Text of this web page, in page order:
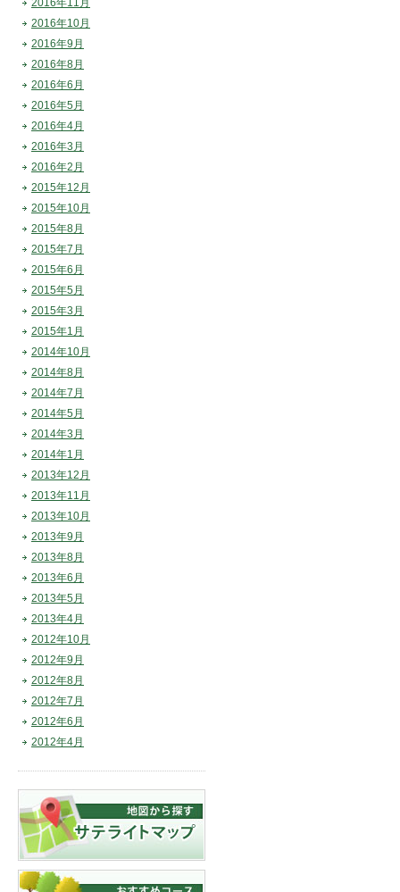
2016年11月
2016年10月
2016年9月
2016年8月
2016年6月
2016年5月
2016年4月
2016年3月
2016年2月
2015年12月
2015年10月
2015年8月
2015年7月
2015年6月
2015年5月
2015年3月
2015年1月
2014年10月
2014年8月
2014年7月
2014年5月
2014年3月
2014年1月
2013年12月
2013年11月
2013年10月
2013年9月
2013年8月
2013年6月
2013年5月
2013年4月
2012年10月
2012年9月
2012年8月
2012年7月
2012年6月
2012年4月